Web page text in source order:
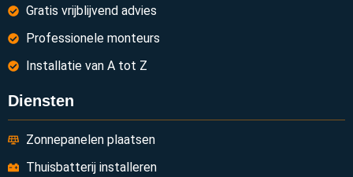
Gratis vrijblijvend advies
Professionele monteurs
Installatie van A tot Z
Diensten
Zonnepanelen plaatsen
Thuisbatterij installeren